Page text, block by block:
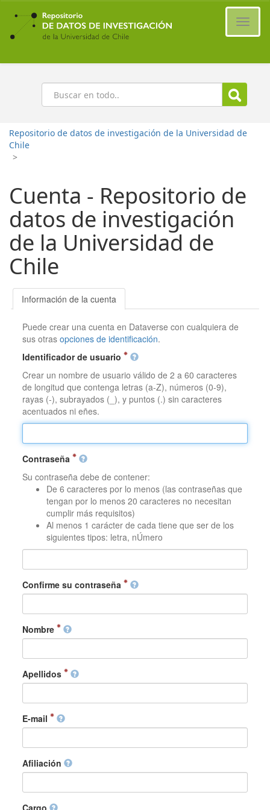
Ir
contenido
principal
Buscar
Repositorio de datos de investigación de la Universidad de
Chile
>
Cuenta - Repositorio de
datos de investigación
de la Universidad de
Chile
Información de la cuenta
Puede crear una cuenta en Dataverse con cualquiera de
sus otrasopciones de identificación.
Identificador de usuario
Crear un nombre de usuario válido de 2 a 60 caracteres
de longitud que contenga letras (a-Z), números (0-9),
rayas (-), subrayados (_), y puntos (.) sin caracteres
acentuados ni eñes.
Contraseña
Su contraseña debe de contener:
De 6 caracteres por lo menos (las contraseñas que
tengan por lo menos 20 caracteres no necesitan
cumplir más requisitos)
Al menos 1 carácter de cada tiene que ser de los
siguientes tipos: letra, nÚmero
Confirme su contraseña
Nombre
Apellidos
E-mail
Afiliación
Cargo